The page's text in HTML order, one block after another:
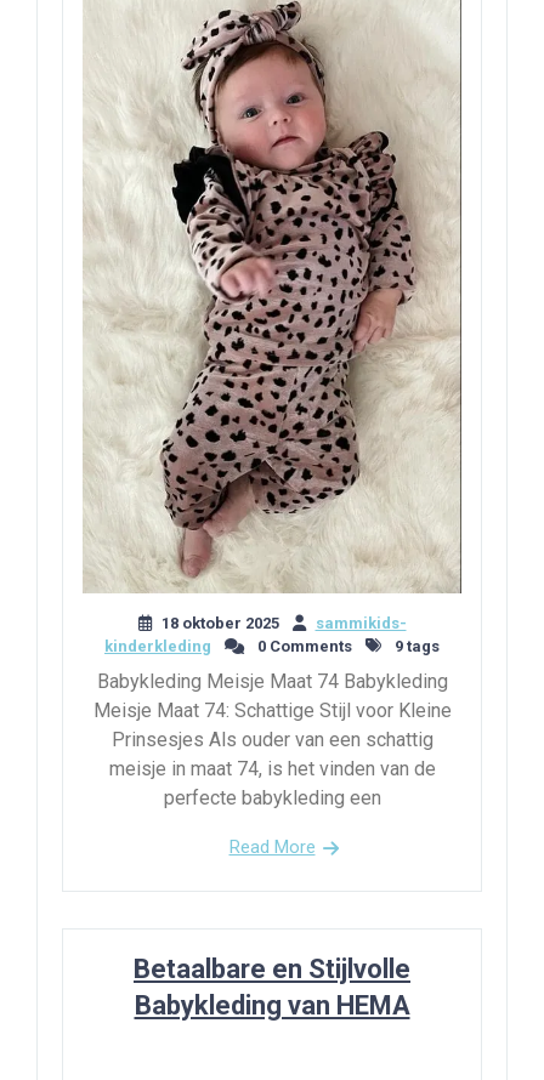
18 oktober 2025
sammikids-
kinderkleding
0 Comments 9 tags
Babykleding Meisje Maat 74 Babykleding
Meisje Maat 74: Schattige Stijl voor Kleine
Prinsesjes Als ouder van een schattig
meisje in maat 74, is het vinden van de
perfecte babykleding een
Read More
Betaalbare en Stijlvolle
Babykleding van HEMA